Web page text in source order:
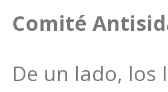
Comité
De un lado,